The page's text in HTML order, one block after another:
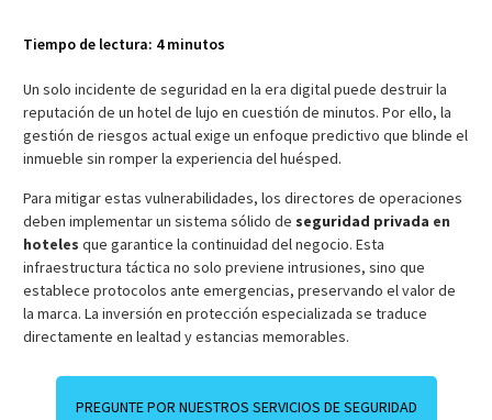
Tiempo de lectura: 4 minutos
Un solo incidente de seguridad en la era digital puede destruir la
reputación de un hotel de lujo en cuestión de minutos. Por ello, la
gestión de riesgos actual exige un enfoque predictivo que blinde el
inmueble sin romper la experiencia del huésped.
Para mitigar estas vulnerabilidades, los directores de operaciones
deben implementar un sistema sólido de seguridad privada en
hoteles que garantice la continuidad del negocio. Esta
infraestructura táctica no solo previene intrusiones, sino que
establece protocolos ante emergencias, preservando el valor de
la marca. La inversión en protección especializada se traduce
directamente en lealtad y estancias memorables.
PREGUNTE POR NUESTROS SERVICIOS DE SEGURIDAD